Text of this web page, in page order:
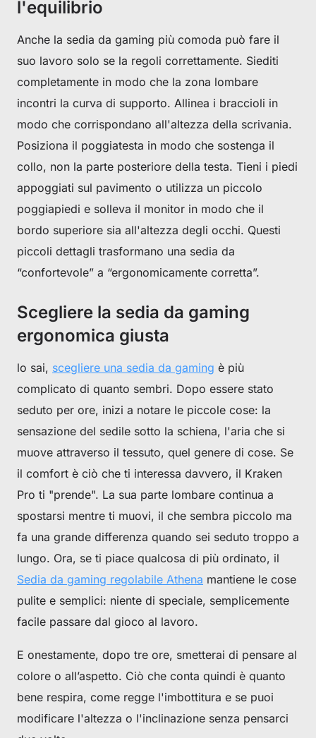
l'equilibrio
Anche la sedia da gaming più comoda può fare il
suo lavoro solo se la regoli correttamente. Siediti
completamente in modo che la zona lombare
incontri la curva di supporto. Allinea i braccioli in
modo che corrispondano all'altezza della scrivania.
Posiziona il poggiatesta in modo che sostenga il
collo, non la parte posteriore della testa. Tieni i piedi
appoggiati sul pavimento o utilizza un piccolo
poggiapiedi e solleva il monitor in modo che il
bordo superiore sia all'altezza degli occhi. Questi
piccoli dettagli trasformano una sedia da
“confortevole” a “ergonomicamente corretta”.
Scegliere la sedia da gaming
ergonomica giusta
lo sai, scegliere una sedia da gaming è più
complicato di quanto sembri. Dopo essere stato
seduto per ore, inizi a notare le piccole cose: la
sensazione del sedile sotto la schiena, l'aria che si
muove attraverso il tessuto, quel genere di cose. Se
il comfort è ciò che ti interessa davvero, il Kraken
Pro ti "prende". La sua parte lombare continua a
spostarsi mentre ti muovi, il che sembra piccolo ma
fa una grande differenza quando sei seduto troppo a
lungo. Ora, se ti piace qualcosa di più ordinato, il
Sedia da gaming regolabile Athena mantiene le cose
pulite e semplici: niente di speciale, semplicemente
facile passare dal gioco al lavoro.
E onestamente, dopo tre ore, smetterai di pensare al
colore o all’aspetto. Ciò che conta quindi è quanto
bene respira, come regge l'imbottitura e se puoi
modificare l'altezza o l'inclinazione senza pensarci
Subscribe to unlock and stay updated on Blacklyte special offers,
CLAIM YOUR DISCOUNT
No, suscribe later